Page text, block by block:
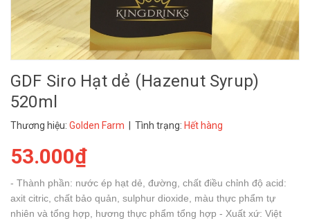
GDF Siro Hạt dẻ (Hazenut Syrup)
520ml
Thương hiệu: Golden Farm | Tình trạng: Hết hàng
53.000₫
- Thành phần: nước ép hạt dẻ, đường, chất điều chỉnh độ acid:
axit citric, chất bảo quản, sulphur dioxide, màu thực phẩm tự
nhiên và tổng hợp, hương thực phẩm tổng hợp - Xuất xứ: Việt